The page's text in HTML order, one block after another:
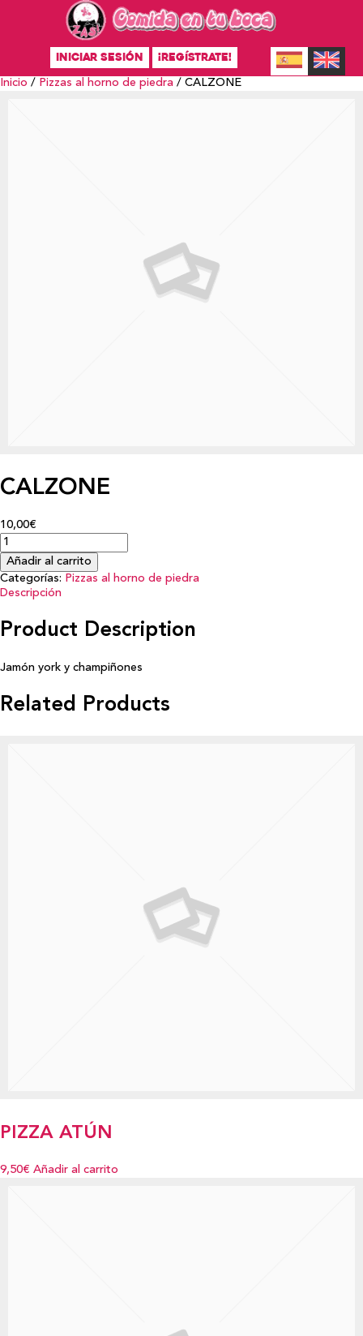
INICIAR SESIÓN ¡REGÍSTRATE!
Inicio / Pizzas al horno de piedra / CALZONE
CALZONE
10,00€
Añadir al carrito
Categorías: Pizzas al horno de piedra
Descripción
Product Description
Jamón york y champiñones
Related Products
PIZZA ATÚN
9,50€ Añadir al carrito